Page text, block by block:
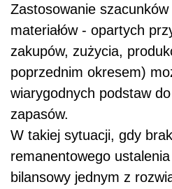
Zastosowanie
materiałów - opartych
zakupów, zużycia,
poprzednim okresem)
wiarygodnych podstaw
zapasów.
W takiej sytuacji, gdy
remanentowego
bilansowy jednym z